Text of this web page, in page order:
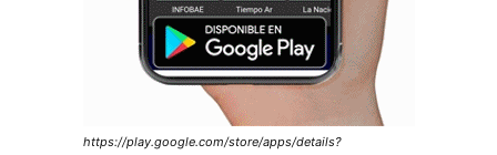
https://play.google.com/store/apps/details?